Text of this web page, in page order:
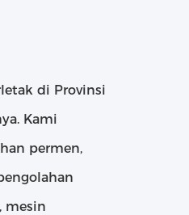
di Provinsi
Kami
permen,
mesin